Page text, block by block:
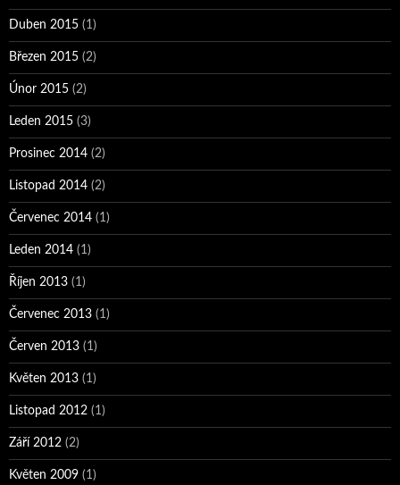
Duben 2015 (1)
Březen 2015 (2)
Únor 2015 (2)
Leden 2015 (3)
Prosinec 2014 (2)
Listopad 2014 (2)
Červenec 2014 (1)
Leden 2014 (1)
Říjen 2013 (1)
Červenec 2013 (1)
Červen 2013 (1)
Květen 2013 (1)
Listopad 2012 (1)
Září 2012 (2)
Květen 2009 (1)